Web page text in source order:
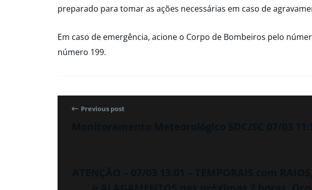
preparado para tomar as ações necessárias em caso de
Em caso de emergência, acione o Corpo de Bombeiros pelo
número 199.
Previous post